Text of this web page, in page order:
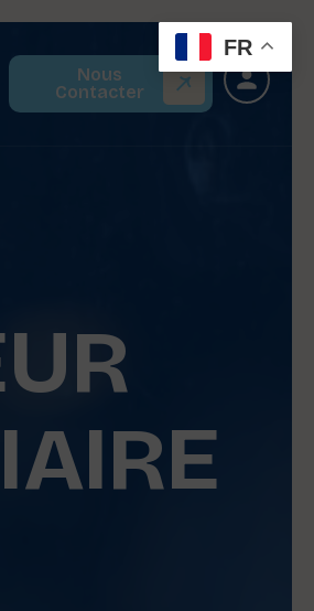
Nous
Contacter
FR